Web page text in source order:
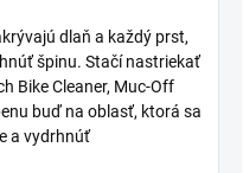
dlaň a každý prst,
špinu. Stačí nastriekať
Bike Cleaner, Muc-Off
buď na oblasť, ktorá sa
a vydrhnúť